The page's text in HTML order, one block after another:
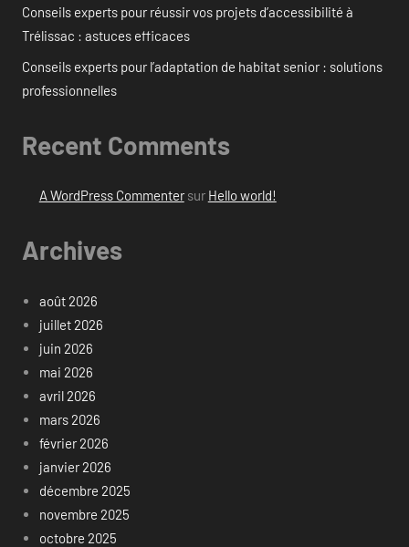
Conseils experts pour réussir vos projets d’accessibilité à
Trélissac : astuces efficaces
Conseils experts pour l’adaptation de habitat senior : solutions
professionnelles
Recent Comments
A WordPress Commentersur Hello world!
Archives
août 2026
juillet 2026
juin 2026
mai 2026
avril 2026
mars 2026
février 2026
janvier 2026
décembre 2025
novembre 2025
octobre 2025